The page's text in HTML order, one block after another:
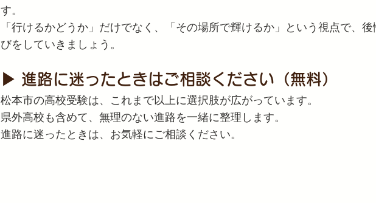
す。
「行けるかどうか」だけでなく、「その場所で輝けるか」という視点で、
びをしていきましょう。
▶ 進路に迷ったときはご相談ください（無料）
松本市の高校受験は、これまで以上に選択肢が広がっています。
県外高校も含めて、無理のない進路を一緒に整理します。
進路に迷ったときは、お気軽にご相談ください。